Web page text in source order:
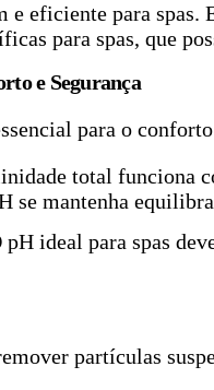
eficiente para spas.
para spas, que
e Segurança
para o
total funciona
se mantenha
pH ideal para spas
partículas